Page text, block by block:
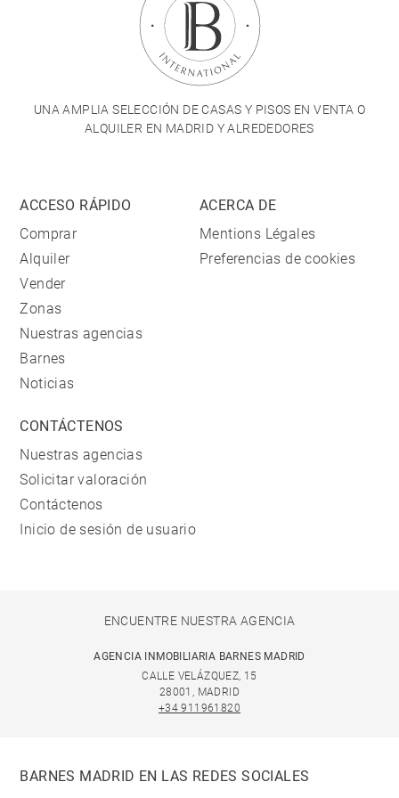
UNA AMPLIA SELECCIÓN DE CASAS Y PISOS EN VENTA O
ALQUILER EN MADRID Y ALREDEDORES
ACCESO RÁPIDO
Comprar
Alquiler
Vender
Zonas
Nuestras agencias
Barnes
Noticias
ACERCA DE
Mentions Légales
Preferencias de cookies
CONTÁCTENOS
Nuestras agencias
Solicitar valoración
Contáctenos
Inicio de sesión de usuario
ENCUENTRE NUESTRA AGENCIA
AGENCIA INMOBILIARIA BARNES MADRID
CALLE VELÁZQUEZ, 15
28001, MADRID
+34 911961820
BARNES MADRID EN LAS REDES SOCIALES